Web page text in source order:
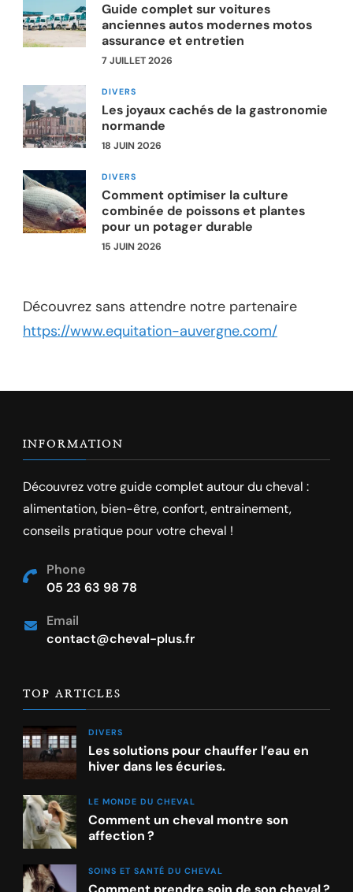
Guide complet sur voitures
anciennes autos modernes motos
assurance et entretien
7 JUILLET 2026
DIVERS
Les joyaux cachés de la gastronomie
normande
18 JUIN 2026
DIVERS
Comment optimiser la culture
combinée de poissons et plantes
pour un potager durable
15 JUIN 2026
Découvrez sans attendre notre partenaire
https://www.equitation-auvergne.com/
INFORMATION
Découvrez votre guide complet autour du cheval :
alimentation, bien-être, confort, entrainement,
conseils pratique pour votre cheval !
Phone
05 23 63 98 78
Email
contact@cheval-plus.fr
TOP ARTICLES
DIVERS
Les solutions pour chauffer l’eau en
hiver dans les écuries.
LE MONDE DU CHEVAL
Comment un cheval montre son
affection ?
SOINS ET SANTÉ DU CHEVAL